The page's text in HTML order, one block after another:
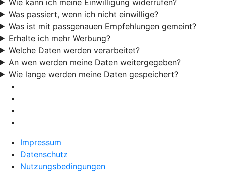
Was passiert, wenn ich nicht einwillige?
Was ist mit passgenauen Empfehlungen gemeint?
Erhalte ich mehr Werbung?
Welche Daten werden verarbeitet?
An wen werden meine Daten weitergegeben?
Wie lange werden meine Daten gespeichert?
Impressum
Datenschutz
Nutzungsbedingungen